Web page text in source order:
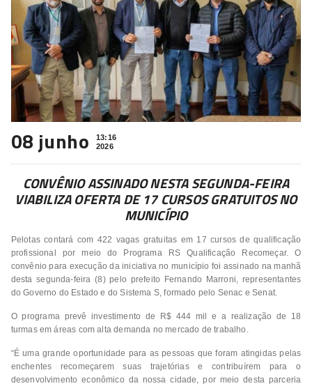
08 junho
13:16
2026
CONVÊNIO ASSINADO NESTA SEGUNDA-FEIRA
VIABILIZA OFERTA DE 17 CURSOS GRATUITOS NO
MUNICÍPIO
Pelotas contará com 422 vagas gratuitas em 17 cursos de qualificação
profissional por meio do Programa RS Qualificação Recomeçar. O
convênio para execução da iniciativa no município foi assinado na manhã
desta segunda-feira (8) pelo prefeito Fernando Marroni, representantes
do Governo do Estado e do Sistema S, formado pelo Senac e Senat.
O programa prevê investimento de R$ 444 mil e a realização de 18
turmas em áreas com alta demanda no mercado de trabalho.
“É uma grande oportunidade para as pessoas que foram atingidas pelas
enchentes recomeçarem suas trajetórias e contribuírem para o
desenvolvimento econômico da nossa cidade, por meio desta parceria